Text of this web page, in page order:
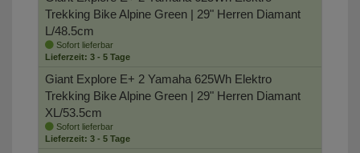
Trekking BikeAlpine Green | 29" Herren Diamant
L/48.5cm
Sofort lieferbar
Lieferzeit: 3 - 5 Tage
Giant Explore E+ 2 Yamaha 625Wh Elektro
Trekking BikeAlpine Green | 29" Herren Diamant
XL/53.5cm
Sofort lieferbar
Lieferzeit: 3 - 5 Tage